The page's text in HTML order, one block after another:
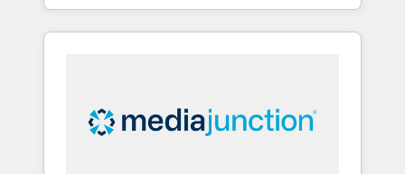
HubSpot Admin); Monthly-fee (HubSpot
Admin + Project Manager); and Fixed Project
bundle services. Connect with us today!
willing to work hand-in-hand with your team
to simplify the complex and build a better